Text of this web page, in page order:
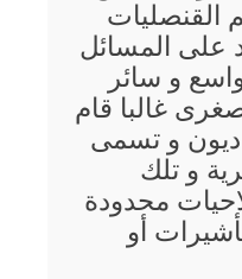
القنصليات
على المسائل
و سائر
غالبا قام
و تسمى
و تلك
محدودة
أو